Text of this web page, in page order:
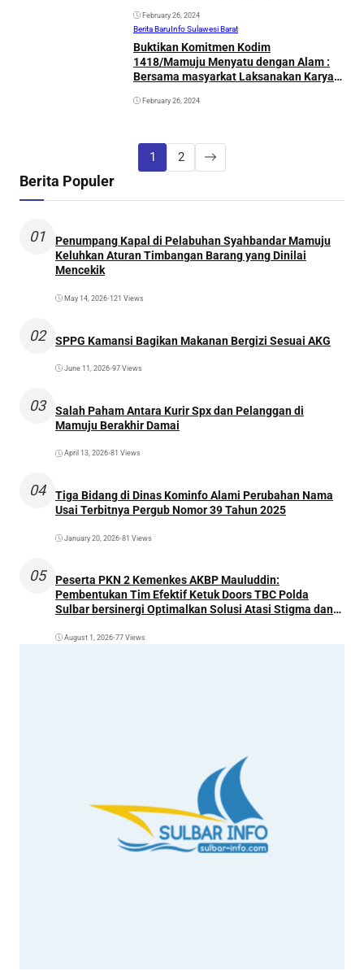
February 26, 2024
Berita BaruInfo Sulawesi Barat
Buktikan Komitmen Kodim
1418/Mamuju Menyatu dengan Alam :
Bersama masyarkat Laksanakan Karya
February 26, 2024
1 2
Berita Populer
01
Penumpang Kapal di Pelabuhan Syahbandar Mamuju
Keluhkan Aturan Timbangan Barang yang Dinilai
Mencekik
May 14, 2026•121 Views
02 SPPG Kamansi Bagikan Makanan Bergizi Sesuai AKG
June 11, 2026•97 Views
03
Salah Paham Antara Kurir Spx dan Pelanggan di
Mamuju Berakhir Damai
April 13, 2026•81 Views
04
Tiga Bidang di Dinas Kominfo Alami Perubahan Nama
Usai Terbitnya Pergub Nomor 39 Tahun 2025
January 20, 2026•81 Views
05
Peserta PKN 2 Kemenkes AKBP Mauluddin:
Pembentukan Tim Efektif Ketuk Doors TBC Polda
Sulbar bersinergi Optimalkan Solusi Atasi Stigma dan
August 1, 2026•77 Views